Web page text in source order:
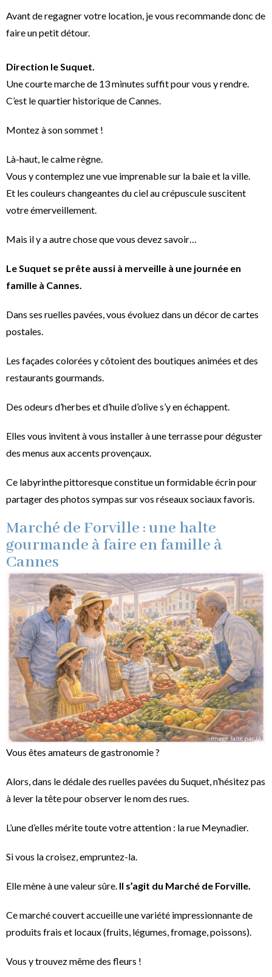
Avant de regagner votre location, je vous recommande donc de
faire un petit détour.
Direction le Suquet.
Une courte marche de 13 minutes suffit pour vous y rendre.
C’est le quartier historique de Cannes.
Montez à son sommet !
Là-haut, le calme règne.
Vous y contemplez une vue imprenable sur la baie et la ville.
Et les couleurs changeantes du ciel au crépuscule suscitent
votre émerveillement.
Mais il y a autre chose que vous devez savoir…
Le Suquet se prête aussi à merveille à une journée en
famille à Cannes.
Dans ses ruelles pavées, vous évoluez dans un décor de cartes
postales.
Les façades colorées y côtoient des boutiques animées et des
restaurants gourmands.
Des odeurs d’herbes et d’huile d’olive s’y en échappent.
Elles vous invitent à vous installer à une terrasse pour déguster
des menus aux accents provençaux.
Ce labyrinthe pittoresque constitue un formidable écrin pour
partager des photos sympas sur vos réseaux sociaux favoris.
Marché de Forville : une halte
gourmande à faire en famille à
Cannes
Vous êtes amateurs de gastronomie ?
Alors, dans le dédale des ruelles pavées du Suquet, n’hésitez pas
à lever la tête pour observer le nom des rues.
L’une d’elles mérite toute votre attention : la rue Meynadier.
Si vous la croisez, empruntez-la.
Elle mène à une valeur sûre. Il s’agit du Marché de Forville.
Ce marché couvert accueille une variété impressionnante de
produits frais et locaux (fruits, légumes, fromage, poissons).
Vous y trouvez même des fleurs !